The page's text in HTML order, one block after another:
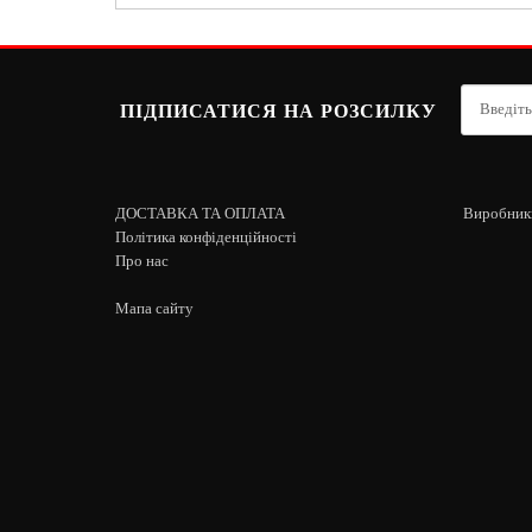
ПІДПИСАТИСЯ НА РОЗСИЛКУ
ДОСТАВКА ТА ОПЛАТА
Політика конфіденційності
Про нас
Мапа сайту